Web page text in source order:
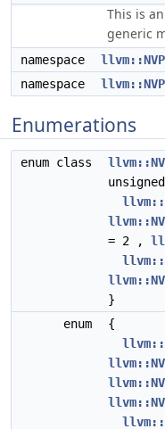
This is
generic
namespace
namespace
Enumerations
enum class
= 2 ,
}
enum
{